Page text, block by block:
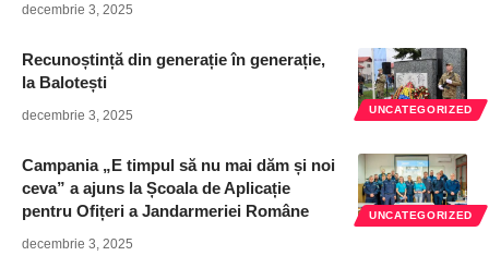
decembrie 3, 2025
UNCATEGORIZED
Recunoștință din generație în generație,
la Balotești
decembrie 3, 2025
UNCATEGORIZED
Campania „E timpul să nu mai dăm și noi
ceva” a ajuns la Școala de Aplicație
pentru Ofițeri a Jandarmeriei Române
decembrie 3, 2025